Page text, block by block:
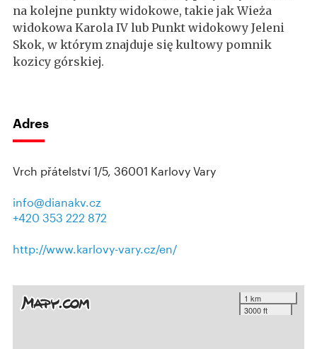
na kolejne punkty widokowe, takie jak Wieża
widokowa Karola IV lub Punkt widokowy Jeleni
Skok, w którym znajduje się kultowy pomnik
kozicy górskiej.
Adres
Vrch přátelství 1/5, 36001 Karlovy Vary
info@dianakv.cz
+420 353 222 872
http://www.karlovy-vary.cz/en/
1 km
3000 ft